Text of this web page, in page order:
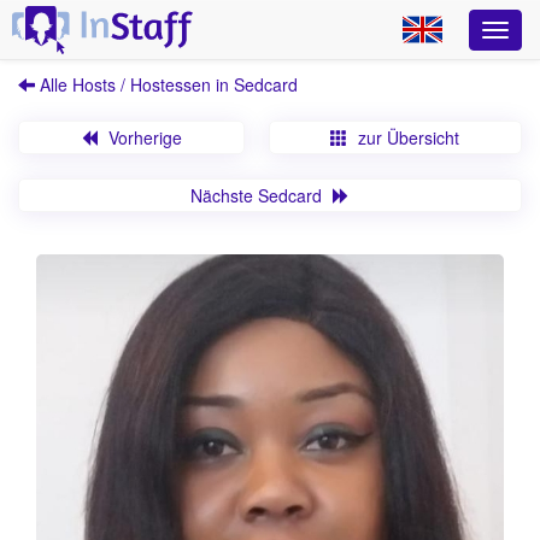
Alle Hosts / Hostessen in Sedcard
Vorherige zur Übersicht
Nächste Sedcard